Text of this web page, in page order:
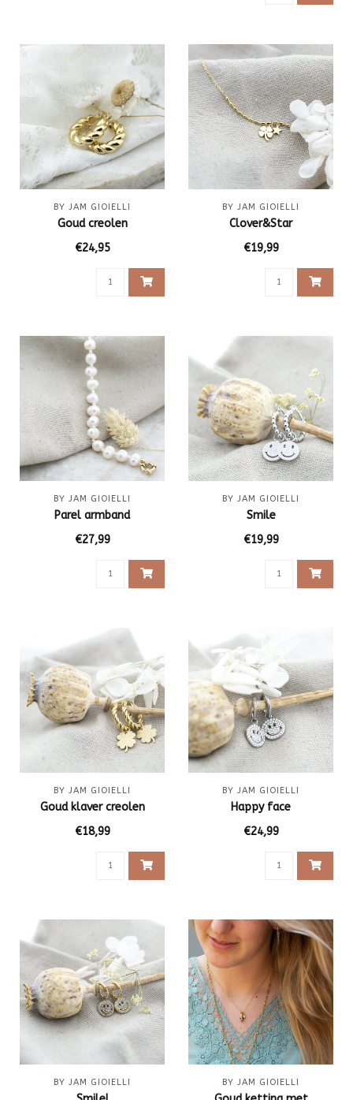
BY JAM GIOIELLI
Goud creolen
€24,95
BY JAM GIOIELLI
Clover&Star
€19,99
BY JAM GIOIELLI
Parel armband
€27,99
BY JAM GIOIELLI
Smile
€19,99
BY JAM GIOIELLI
Goud klaver creolen
€18,99
BY JAM GIOIELLI
Happy face
€24,99
BY JAM GIOIELLI BY JAM GIOIELLI